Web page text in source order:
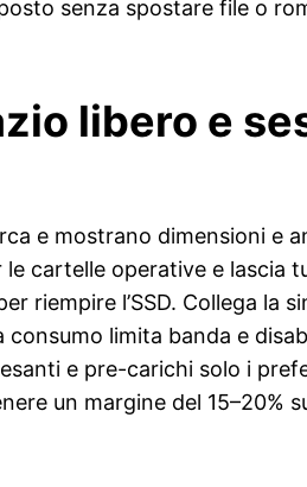
senza spostare file o
libero e
e mostrano dimensioni e
cartelle operative e lascia
riempire l’SSD. Collega la
limita banda e
e pre-carichi solo i
un margine del 15–20%